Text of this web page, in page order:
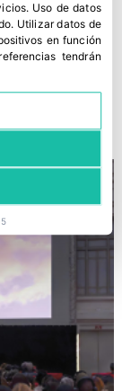
en Avilés
. Uso de datos
. Utilizar datos de
en función
tendrán